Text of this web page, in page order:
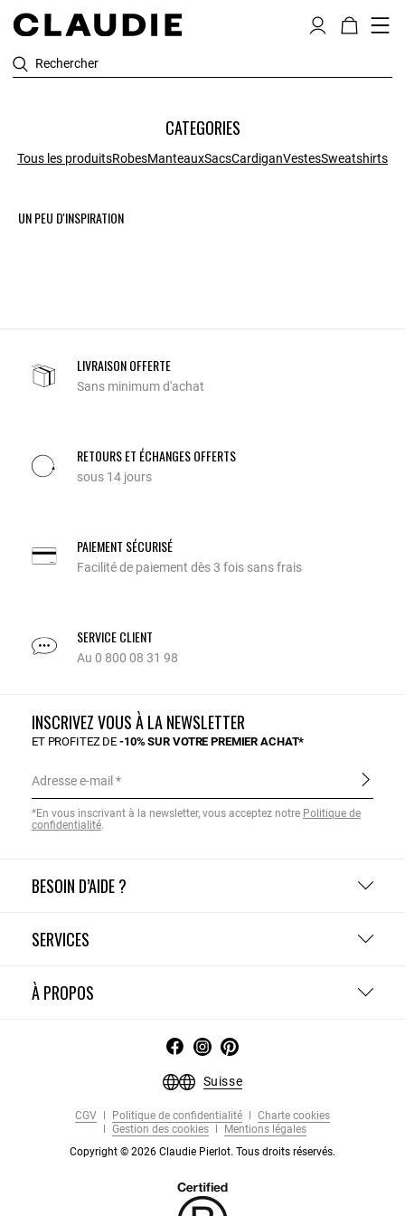
Rechercher
CATEGORIES
Tous les produitsRobesManteauxSacsCardiganVestesSweatshirts
UN PEU D'INSPIRATION
LIVRAISON OFFERTE
Sans minimum d'achat
RETOURS ET ÉCHANGES OFFERTS
sous 14 jours
PAIEMENT SÉCURISÉ
Facilité de paiement dès 3 fois sans frais
SERVICE CLIENT
Au 0 800 08 31 98
BESOIN D’AIDE ?
SERVICES
À PROPOS
INSCRIVEZ VOUS À LA NEWSLETTER
ET PROFITEZ DE-10% SUR VOTRE PREMIER ACHAT*
Adresse e-mail
*En vous inscrivant à la newsletter, vous acceptez notre Politique de
confidentialité.
Suisse
CGV Politique de confidentialité
Charte cookies
Gestion des cookies
Mentions légales
Copyright © 2026 Claudie Pierlot. Tous droits réservés.